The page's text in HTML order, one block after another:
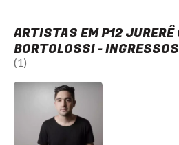
ARTISTAS EM P12 JURERÊ
BORTOLOSSI -
(1)